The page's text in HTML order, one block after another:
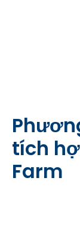
tích
Farm